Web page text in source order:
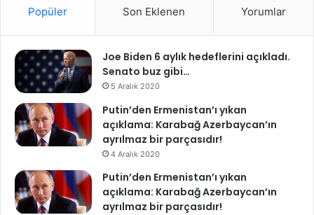
Popüler Son Eklenen Yorumlar
Joe Biden 6 aylık hedeflerini açıkladı.
Senato buz gibi…
5 Aralık 2020
Putin’den Ermenistan’ı yıkan
açıklama: Karabağ Azerbaycan’ın
ayrılmaz bir parçasıdır!
4 Aralık 2020
Putin’den Ermenistan’ı yıkan
açıklama: Karabağ Azerbaycan’ın
ayrılmaz bir parçasıdır!